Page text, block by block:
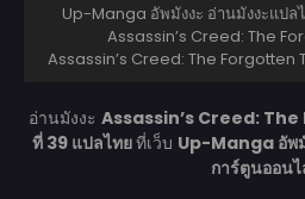
Up-Manga อัพมังงะ อ่านมังงะแป
Assassin’s Creed: The
Assassin’s Creed: The
อ่านมังงะ Assassin’s Creed:
ที่ 39 แปลไทยที่เว็บ Up-Manga อัพ
การ์ตูนออน